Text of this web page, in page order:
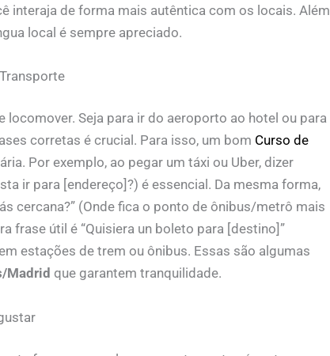
interaja de forma mais autêntica com os locais. Além
local é sempre apreciado.
locomover. Seja para ir do aeroporto ao hotel ou para
corretas é crucial. Para isso, um bom Curso de
Por exemplo, ao pegar um táxi ou Uber, dizer
ir para [endereço]?) é essencial. Da mesma forma,
cercana?” (Onde fica o ponto de ônibus/metrô mais
frase útil é “Quisiera un boleto para [destino]”
estações de trem ou ônibus. Essas são algumas
Madrid que garantem tranquilidade.